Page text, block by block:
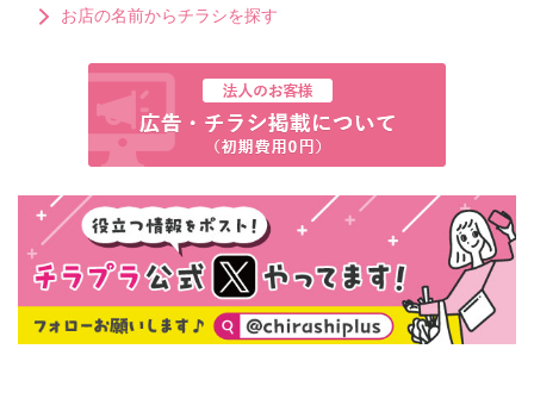
お店の名前からチラシを探す